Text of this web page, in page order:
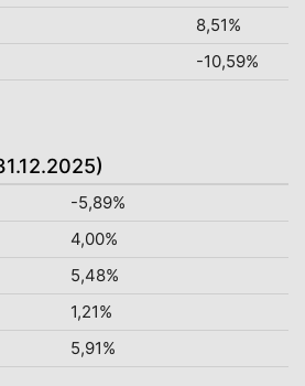
8,51%
-10,59%
-5,89%
4,00%
5,48%
1,21%
5,91%